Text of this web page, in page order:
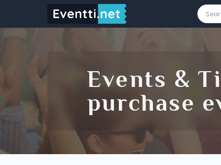
Starting Date
Events &
purchase